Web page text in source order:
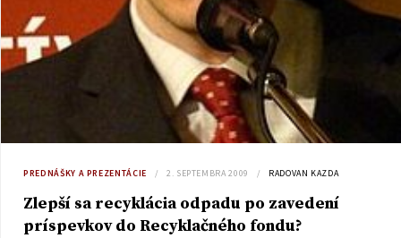
PREDNÁŠKY A PREZENTÁCIE 2. SEPTEMBRA 2009 RADOVAN KAZDA
Zlepší sa recyklácia odpadu po zavedení
príspevkov do Recyklačného fondu?